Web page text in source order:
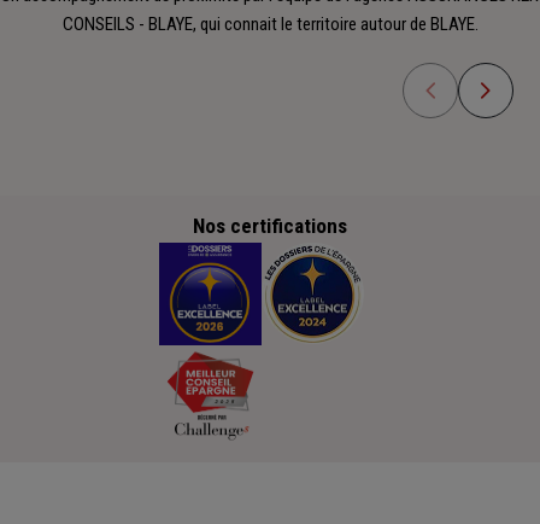
CONSEILS - BLAYE, qui connait le territoire autour de BLAYE.
Nos certifications